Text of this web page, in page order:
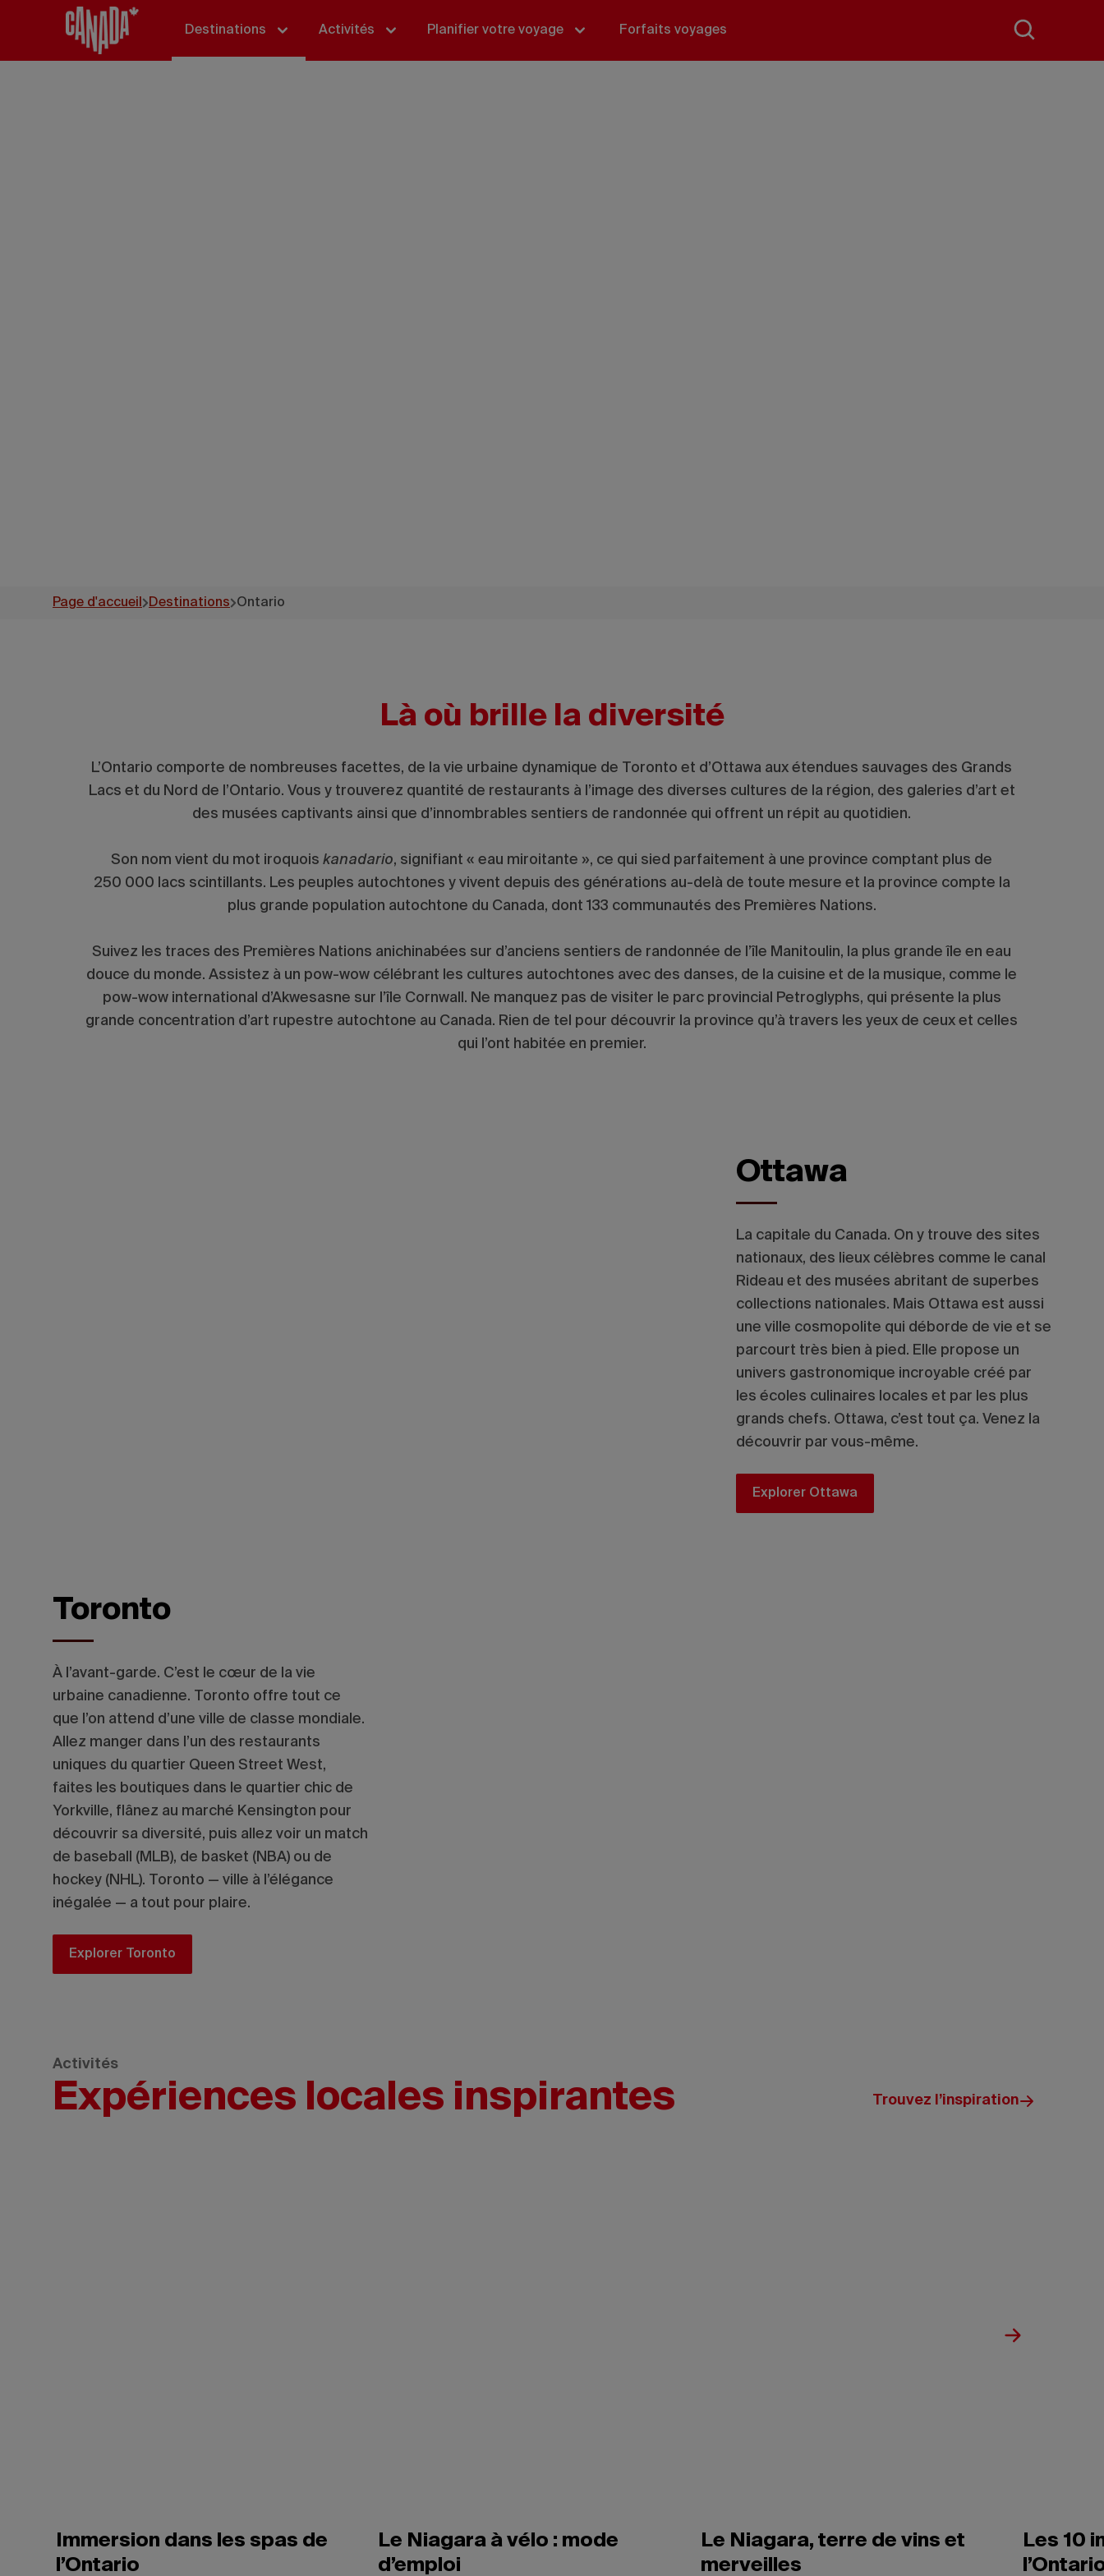
Destinations Activités Planifier votre voyage Forfaits voyages
Page d'accueil Destinations Ontario
Là où brille la diversité
L’Ontario comporte de nombreuses facettes, de la vie urbaine dynamique de Toronto et d’Ottawa aux étendues sauvages des Grands
Lacs et du Nord de l’Ontario. Vous y trouverez quantité de restaurants à l’image des diverses cultures de la région, des galeries d’art et
des musées captivants ainsi que d’innombrables sentiers de randonnée qui offrent un répit au quotidien.
Son nom vient du mot iroquoiskanadario, signifiant « eau miroitante », ce qui sied parfaitement à une province comptant plus de
250 000 lacs scintillants. Les peuples autochtones y vivent depuis des générations au-delà de toute mesure et la province compte la
plus grande population autochtone du Canada, dont 133 communautés des Premières Nations.
Suivez les traces des Premières Nations anichinabées sur d’anciens sentiers de randonnée de l’île Manitoulin, la plus grande île en eau
douce du monde. Assistez à un pow-wow célébrant les cultures autochtones avec des danses, de la cuisine et de la musique, comme le
pow-wow international d’Akwesasne sur l’île Cornwall. Ne manquez pas de visiter le parc provincial Petroglyphs, qui présente la plus
grande concentration d’art rupestre autochtone au Canada. Rien de tel pour découvrir la province qu’à travers les yeux de ceux et celles
qui l’ont habitée en premier.
Ottawa
La capitale du Canada. On y trouve des sites
nationaux, des lieux célèbres comme le canal
Rideau et des musées abritant de superbes
collections nationales. Mais Ottawa est aussi
une ville cosmopolite qui déborde de vie et se
parcourt très bien à pied. Elle propose un
univers gastronomique incroyable créé par
les écoles culinaires locales et par les plus
grands chefs. Ottawa, c’est tout ça. Venez la
découvrir par vous-même.
Explorer Ottawa
Toronto
À l’avant-garde. C’est le cœur de la vie
urbaine canadienne. Toronto offre tout ce
que l’on attend d’une ville de classe mondiale.
Allez manger dans l’un des restaurants
uniques du quartier Queen Street West,
faites les boutiques dans le quartier chic de
Yorkville, flânez au marché Kensington pour
découvrir sa diversité, puis allez voir un match
de baseball (MLB), de basket (NBA) ou de
hockey (NHL). Toronto — ville à l’élégance
inégalée — a tout pour plaire.
Explorer Toronto
Activités
Expériences locales inspirantes Trouvez l’inspiration
Immersion dans les spas de
l’Ontario
Le Niagara à vélo : mode
d’emploi
Le Niagara, terre de vins et
merveilles
Les 10